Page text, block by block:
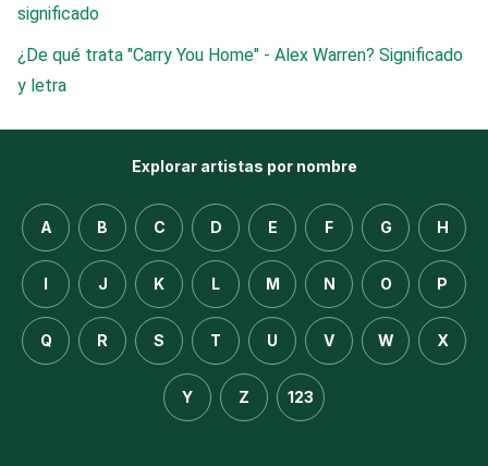
significado
¿De qué trata "Carry You Home" - Alex Warren? Significado
y letra
Explorar artistas por nombre
A B C D E F G H
I J K L M N O P
Q R S T U V W X
Y Z 123